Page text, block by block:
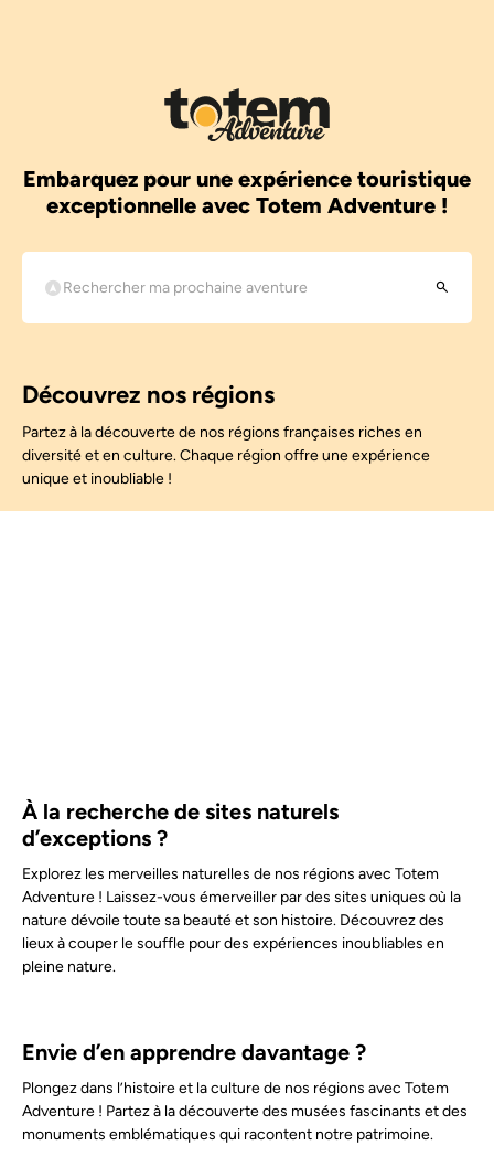
Embarquez pour une expérience touristique
exceptionnelle avec Totem Adventure !
Découvrez nos régions
Partez à la découverte de nos régions françaises riches en
diversité et en culture. Chaque région offre une expérience
unique et inoubliable !
À la recherche de sites naturels
d’exceptions ?
Explorez les merveilles naturelles de nos régions avec Totem
Adventure ! Laissez-vous émerveiller par des sites uniques où la
nature dévoile toute sa beauté et son histoire. Découvrez des
lieux à couper le souffle pour des expériences inoubliables en
pleine nature.
Envie d’en apprendre davantage ?
Plongez dans l’histoire et la culture de nos régions avec Totem
Adventure ! Partez à la découverte des musées fascinants et des
monuments emblématiques qui racontent notre patrimoine.